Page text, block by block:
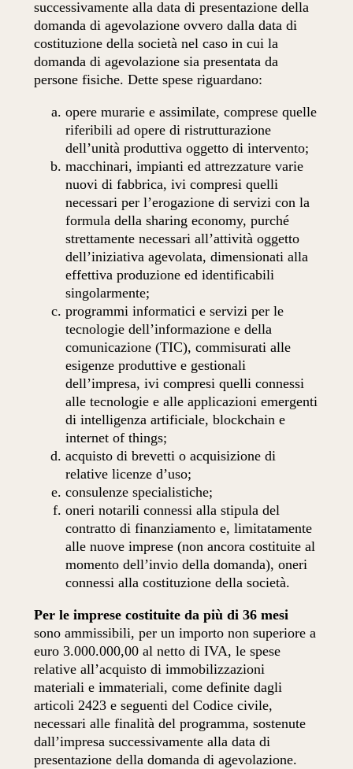
successivamente alla data di presentazione della
domanda di agevolazione ovvero dalla data di
costituzione della società nel caso in cui la
domanda di agevolazione sia presentata da
persone fisiche. Dette spese riguardano:
opere murarie e assimilate, comprese quelle
riferibili ad opere di ristrutturazione
dell’unità produttiva oggetto di intervento;
macchinari, impianti ed attrezzature varie
nuovi di fabbrica, ivi compresi quelli
necessari per l’erogazione di servizi con la
formula della sharing economy, purché
strettamente necessari all’attività oggetto
dell’iniziativa agevolata, dimensionati alla
effettiva produzione ed identificabili
singolarmente;
programmi informatici e servizi per le
tecnologie dell’informazione e della
comunicazione (TIC), commisurati alle
esigenze produttive e gestionali
dell’impresa, ivi compresi quelli connessi
alle tecnologie e alle applicazioni emergenti
di intelligenza artificiale, blockchain e
internet of things;
acquisto di brevetti o acquisizione di
relative licenze d’uso;
consulenze specialistiche;
oneri notarili connessi alla stipula del
contratto di finanziamento e, limitatamente
alle nuove imprese (non ancora costituite al
momento dell’invio della domanda), oneri
connessi alla costituzione della società.
Per le imprese costituite da più di 36 mesi
sono ammissibili, per un importo non superiore a
euro 3.000.000,00 al netto di IVA, le spese
relative all’acquisto di immobilizzazioni
materiali e immateriali, come definite dagli
articoli 2423 e seguenti del Codice civile,
necessari alle finalità del programma, sostenute
dall’impresa successivamente alla data di
presentazione della domanda di agevolazione.